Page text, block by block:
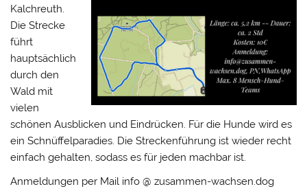
Kalchreuth.
Die Strecke
führt
hauptsächlich
durch den
Wald mit
vielen
schönen Ausblicken und Eindrücken. Für die Hunde wird es
ein Schnüffelparadies. Die Streckenführung ist wieder recht
einfach gehalten, sodass es für jeden machbar ist.
Anmeldungen per Mail info @ zusammen-wachsen.dog